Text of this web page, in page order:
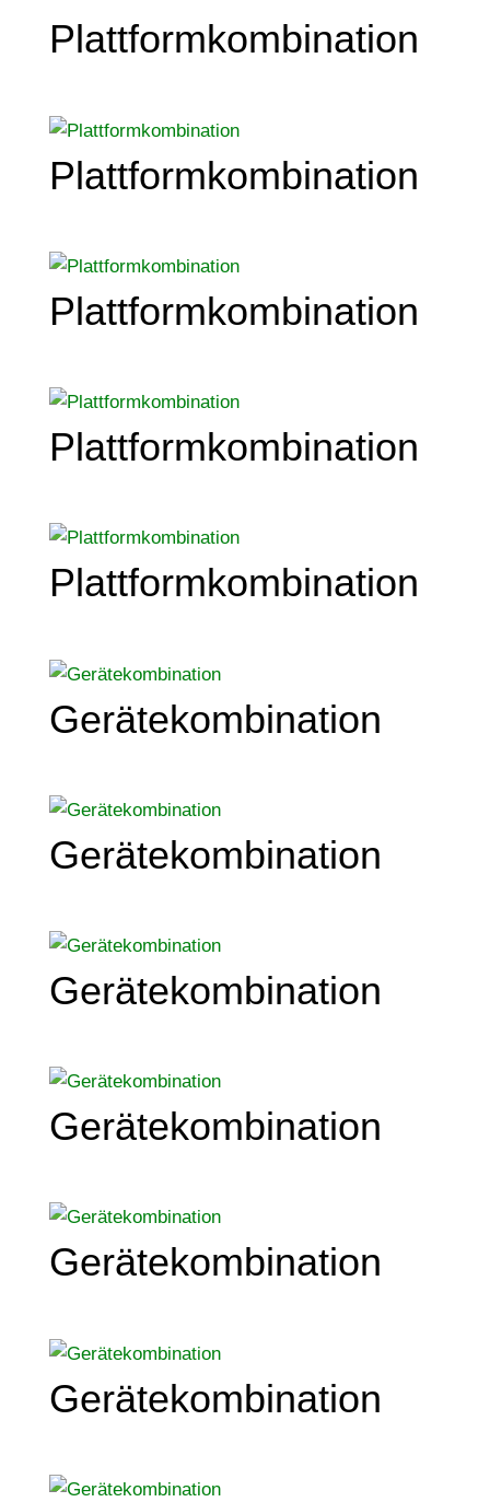
Plattformkombination
Plattformkombination
Plattformkombination
Plattformkombination
Plattformkombination
Gerätekombination
Gerätekombination
Gerätekombination
Gerätekombination
Gerätekombination
Gerätekombination